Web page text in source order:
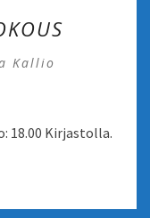
Kallio
18.00 Kirjastolla.